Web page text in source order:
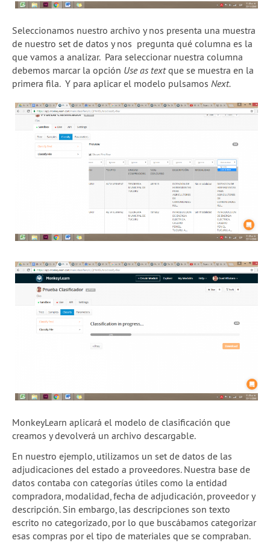
Seleccionamos nuestro archivo y nos presenta una muestra
de nuestro set de datos y nos pregunta qué columna es la
que vamos a analizar. Para seleccionar nuestra columna
debemos marcar la opción Use as textque se muestra en la
primera fila. Y para aplicar el modelo pulsamos Next.
MonkeyLearn aplicará el modelo de clasificación que
creamos y devolverá un archivo descargable.
En nuestro ejemplo, utilizamos un set de datos de las
adjudicaciones del estado a proveedores. Nuestra base de
datos contaba con categorías útiles como la entidad
compradora, modalidad, fecha de adjudicación, proveedor y
descripción. Sin embargo, las descripciones son texto
escrito no categorizado, por lo que buscábamos categorizar
esas compras por el tipo de materiales que se compraban.